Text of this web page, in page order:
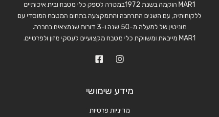
MAR1 הוקמה בשנת 1972במטרה לספק כלי מטבח ובית איכותיים
ללקוחותיה, עם השנים התרחבה והתמקצעה בתחום המטבח המוסדי עם
מוניטין של למעלה מ-50 שנה ו-3 דורות שנמצאים בחברה.
MAR1 מייבאת ומשווקת כלי מטבח מקצועיים לעסקי מזון ולפרטיים.
מידע שימושי
מדיניות פרטיות